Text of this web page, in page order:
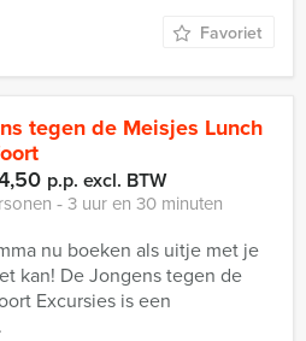
Favoriet
tegen de Meisjes Lunch
p.p. excl. BTW
‐ 3 uur en 30 minuten
nu boeken als uitje met je
kan! De Jongens tegen de
Excursies is een